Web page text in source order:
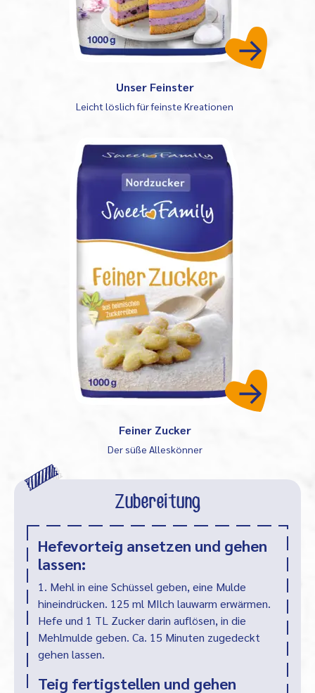
Unser Feinster
Leicht löslich für feinste Kreationen
Feiner Zucker
Der süße Alleskönner
Zubereitung
Hefevorteig ansetzen und gehen
lassen:
1. Mehl in eine Schüssel geben, eine Mulde
hineindrücken. 125 ml MIlch lauwarm erwärmen.
Hefe und 1 TL Zucker darin auflösen, in die
Mehlmulde geben. Ca. 15 Minuten zugedeckt
gehen lassen.
Teig fertigstellen und gehen